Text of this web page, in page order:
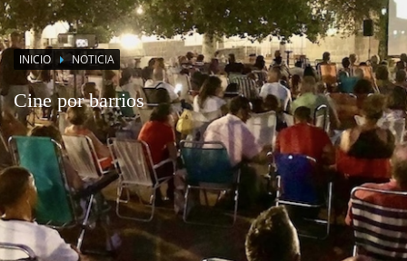
INICIO NOTICIA
Cine por barrios